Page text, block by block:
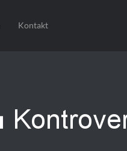
Kontakt